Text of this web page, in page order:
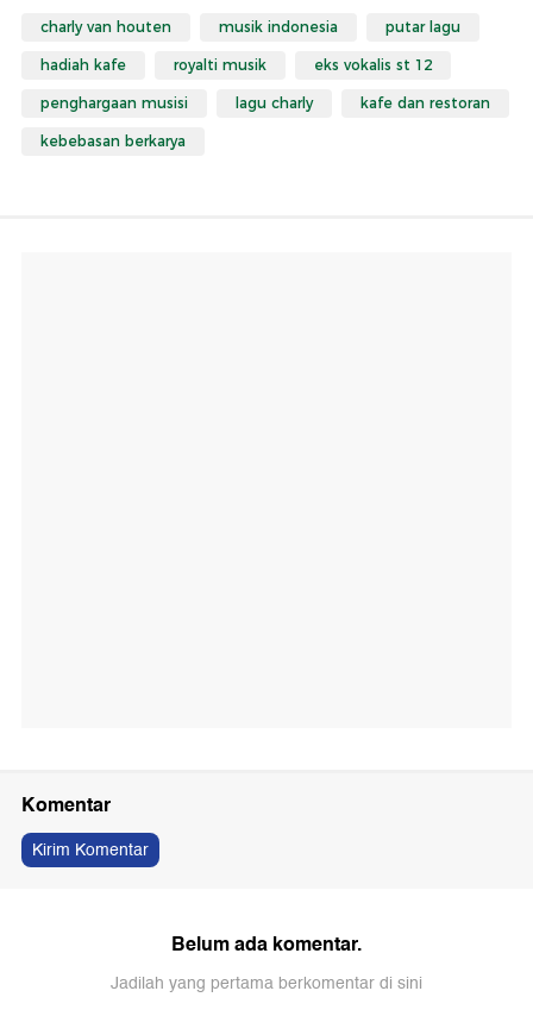
charly van houten musik indonesia putar lagu
hadiah kafe royalti musik eks vokalis st 12
penghargaan musisi lagu charly kafe dan restoran
kebebasan berkarya
Komentar
Kirim Komentar
Belum ada komentar.
Jadilah yang pertama berkomentar di sini